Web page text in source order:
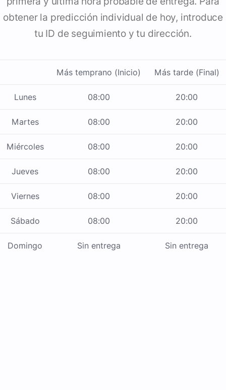
obtener la predicción individual de hoy, introduce
tu ID de seguimiento y tu dirección.
Más temprano (Inicio) Más tarde (Final)
Lunes 08:00 20:00
Martes 08:00 20:00
Miércoles 08:00 20:00
Jueves 08:00 20:00
Viernes 08:00 20:00
Sábado 08:00 20:00
Domingo Sin entrega Sin entrega